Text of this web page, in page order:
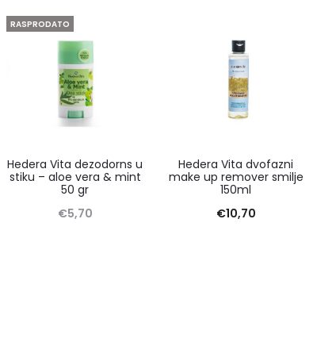
RASPRODATO
Hedera Vita dezodorns u
stiku – aloe vera & mint
50 gr
€5,70
Hedera Vita dvofazni
make up remover smilje
150ml
€10,70